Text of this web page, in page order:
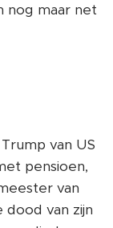
nog maar net
van US
pensioen,
van
dood van zijn